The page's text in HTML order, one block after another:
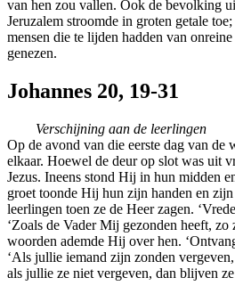
van hen zou vallen. Ook de bevolking
Jeruzalem stroomde in groten getale
mensen die te lijden hadden van
genezen.
Johannes 20, 19-31
Verschijning aan de leerlingen
Op de avond van die eerste dag van de
elkaar. Hoewel de deur op slot was uit
Jezus. Ineens stond Hij in hun midden
groet toonde Hij hun zijn handen en
leerlingen toen ze de Heer zagen.
‘Zoals de Vader Mij gezonden heeft, zo
woorden ademde Hij over hen.
‘Als jullie iemand zijn zonden
als jullie ze niet vergeven, dan blijven ze